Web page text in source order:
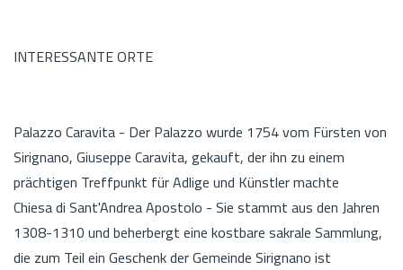
INTERESSANTE ORTE
Palazzo Caravita - Der Palazzo wurde 1754 vom Fürsten von
Sirignano, Giuseppe Caravita, gekauft, der ihn zu einem
prächtigen Treffpunkt für Adlige und Künstler machte
Chiesa di Sant'Andrea Apostolo - Sie stammt aus den Jahren
1308-1310 und beherbergt eine kostbare sakrale Sammlung,
die zum Teil ein Geschenk der Gemeinde Sirignano ist